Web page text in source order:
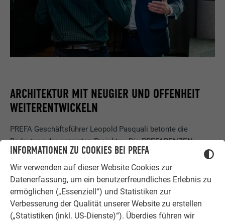
INFORMATIONEN ZU COOKIES BEI PREFA
Wir verwenden auf dieser Website Cookies zur
Datenerfassung, um ein benutzerfreundliches Erlebnis zu
ermöglichen („Essenziell“) und Statistiken zur
Verbesserung der Qualität unserer Website zu erstellen
(„Statistiken (inkl. US-Dienste)“). Überdies führen wir
ARCHITEKTUR MIT NEUGIER UND OFFENHEIT
WEITERENTWICKELN
PREFA Geschäftsführer Leopold Pasquali betonte die
Bedeutung der gezeigten Projekte: „Die PREFARENZEN
zeigen jedes Jahr, wie vielfältig und kreativ Architektur sein
kann. So auch die Objekte 2026, sie verbinden
handwerkliches Geschick mit starken Ideen. Für PREFA ist
wichtig, solche Projekte sichtbar zu machen!“ Jürgen
Jungmair, Marketingleiter International, rief indes zur aktiven
Teilnahme auf: „Die PREFARENZEN schaffenRaum für